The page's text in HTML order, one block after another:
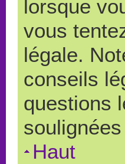
lorsque
vous
légale.
conseils
questions
Haut